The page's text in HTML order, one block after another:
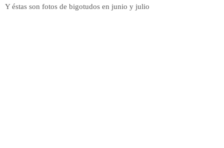
Y éstas son fotos de bigotudos en junio y julio